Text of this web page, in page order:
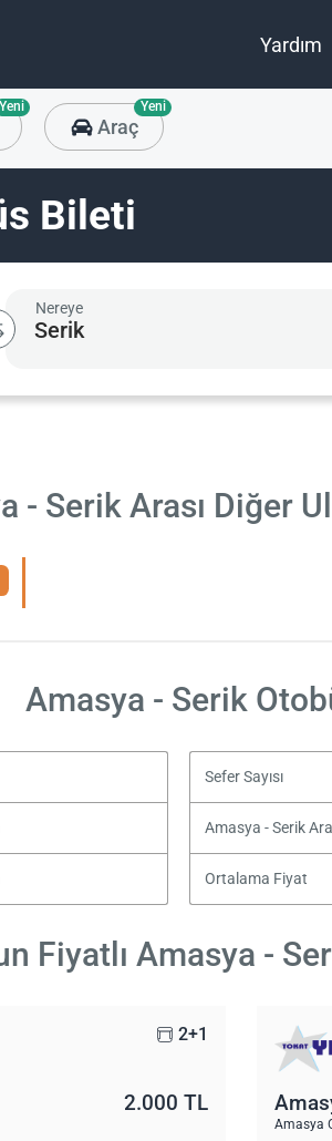
Yardım
Yeni
Araç
Yeni
Bileti
Nereye
- Serik Arası Diğer
Amasya - Serik
Sefer Sayısı
Amasya - Serik
Ortalama Fiyat
Fiyatlı Amasya -
2+1
2.000 TL
Amasya